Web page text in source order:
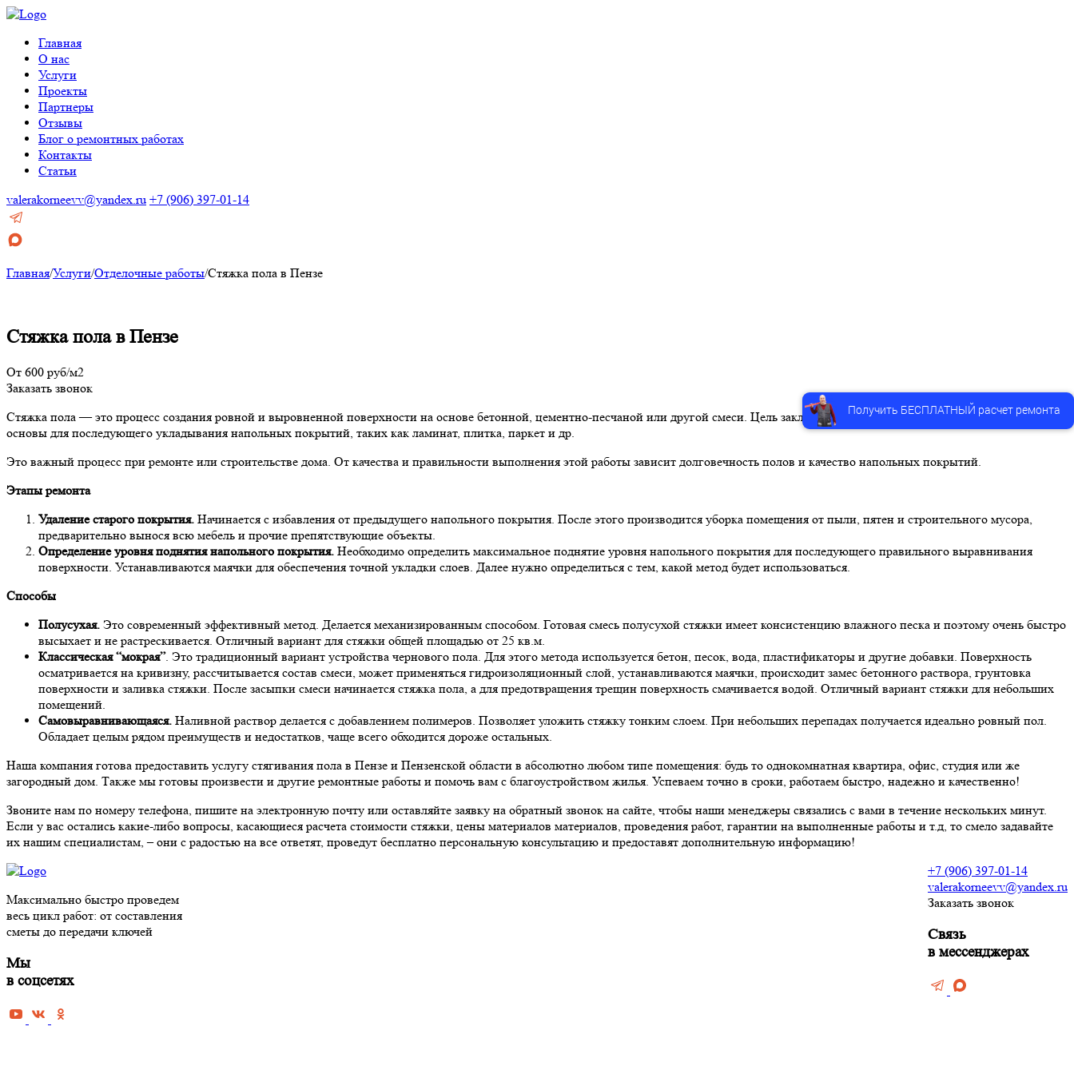
Главная
О нас
Услуги
Проекты
Партнеры
Отзывы
Блог о ремонтных работах
Контакты
Статьи
valerakorneevv@yandex.ru +7 (906) 397-01-14
Главная/Услуги/Отделочные работы/Стяжка пола в Пензе
Стяжка пола в Пензе
От 600 руб/м2
Заказать звонок
Стяжка пола — это процесс создания ровной и выровненной поверхности на основе бетонной, цементно-песчаной или другой смеси. Цель заключается в устранении неровностей, подготовке
основы для последующего укладывания напольных покрытий, таких как ламинат, плитка, паркет и др.
Это важный процесс при ремонте или строительстве дома. От качества и правильности выполнения этой работы зависит долговечность полов и качество напольных покрытий.
Этапы ремонта
Удаление старого покрытия. Начинается с избавления от предыдущего напольного покрытия. После этого производится уборка помещения от пыли, пятен и строительного мусора,
предварительно вынося всю мебель и прочие препятствующие объекты.
Определение уровня поднятия напольного покрытия. Необходимо определить максимальное поднятие уровня напольного покрытия для последующего правильного выравнивания
поверхности. Устанавливаются маячки для обеспечения точной укладки слоев. Далее нужно определиться с тем, какой метод будет использоваться.
Способы
Полусухая. Это современный эффективный метод. Делается механизированным способом. Готовая смесь полусухой стяжки имеет консистенцию влажного песка и поэтому очень быстро
высыхает и не растрескивается. Отличный вариант для стяжки общей площадью от 25 кв.м.
Классическая “мокрая”. Это традиционный вариант устройства чернового пола. Для этого метода используется бетон, песок, вода, пластификаторы и другие добавки. Поверхность
осматривается на кривизну, рассчитывается состав смеси, может применяться гидроизоляционный слой, устанавливаются маячки, происходит замес бетонного раствора, грунтовка
поверхности и заливка стяжки. После засыпки смеси начинается стяжка пола, а для предотвращения трещин поверхность смачивается водой. Отличный вариант стяжки для небольших
помещений.
Самовыравнивающаяся. Наливной раствор делается с добавлением полимеров. Позволяет уложить стяжку тонким слоем. При небольших перепадах получается идеально ровный пол.
Обладает целым рядом преимуществ и недостатков, чаще всего обходится дороже остальных.
Наша компания готова предоставить услугу стягивания пола в Пензе и Пензенской области в абсолютно любом типе помещения: будь то однокомнатная квартира, офис, студия или же
загородный дом. Также мы готовы произвести и другие ремонтные работы и помочь вам с благоустройством жилья. Успеваем точно в сроки, работаем быстро, надежно и качественно!
Звоните нам по номеру телефона, пишите на электронную почту или оставляйте заявку на обратный звонок на сайте, чтобы наши менеджеры связались с вами в течение нескольких минут.
Если у вас остались какие-либо вопросы, касающиеся расчета стоимости стяжки, цены материалов материалов, проведения работ, гарантии на выполненные работы и т.д, то смело задавайте
их нашим специалистам, – они с радостью на все ответят, проведут бесплатно персональную консультацию и предоставят дополнительную информацию!
Максимально быстро проведем
весь цикл работ: от составления
сметы до передачи ключей
Мы
в соцсетях
+7 (906) 397-01-14
valerakorneevv@yandex.ru
Заказать звонок
Связь
в мессенджерах
Получить БЕСПЛАТНЫЙ расчет ремонта